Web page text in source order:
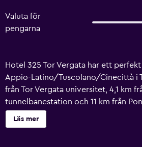
Valuta för
pengarna
Hotel 325 Tor Vergata har ett
Appio-Latino/Tuscolano/Cinecittà i
från Tor Vergata universitet, 4,1 km
tunnelbanestation och 11 km från
tunnelbanestation. Detta hotell med
luftkonditionerade rum med gratis
Läs mer